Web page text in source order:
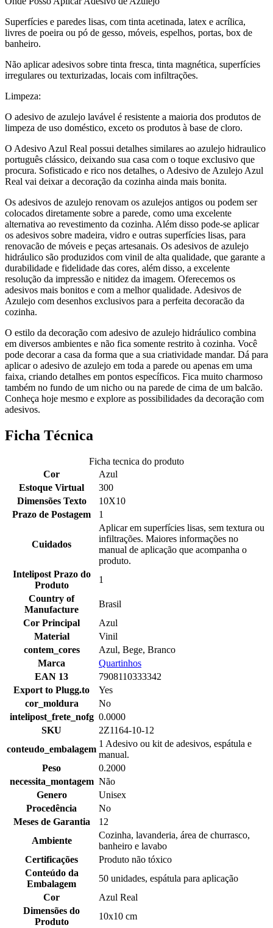
Superfícies e paredes lisas, com tinta acetinada, latex e acrílica,
livres de poeira ou pó de gesso, móveis, espelhos, portas, box de
banheiro.
Não aplicar adesivos sobre tinta fresca, tinta magnética, superfícies
irregulares ou texturizadas, locais com infiltrações.
Limpeza:
O adesivo de azulejo lavável é resistente a maioria dos produtos de
limpeza de uso doméstico, exceto os produtos à base de cloro.
O Adesivo Azul Real possui detalhes similares ao azulejo hidraulico
português clássico, deixando sua casa com o toque exclusivo que
procura. Sofisticado e rico nos detalhes, o Adesivo de Azulejo Azul
Real vai deixar a decoração da cozinha ainda mais bonita.
Os adesivos de azulejo renovam os azulejos antigos ou podem ser
colocados diretamente sobre a parede, como uma excelente
alternativa ao revestimento da cozinha. Além disso pode-se aplicar
os adesivos sobre madeira, vidro e outras superfícies lisas, para
renovacão de móveis e peças artesanais. Os adesivos de azulejo
hidráulico são produzidos com vinil de alta qualidade, que garante a
durabilidade e fidelidade das cores, além disso, a excelente
resolução da impressão e nitidez da imagem. Oferecemos os
adesivos mais bonitos e com a melhor qualidade. Adesivos de
Azulejo com desenhos exclusivos para a perfeita decoracão da
cozinha.
O estilo da decoração com adesivo de azulejo hidráulico combina
em diversos ambientes e não fica somente restrito à cozinha. Você
pode decorar a casa da forma que a sua criatividade mandar. Dá para
aplicar o adesivo de azulejo em toda a parede ou apenas em uma
faixa, criando detalhes em pontos específicos. Fica muito charmoso
também no fundo de um nicho ou na parede de cima de um balcão.
Conheça hoje mesmo e explore as possibilidades da decoração com
adesivos.
Ficha Técnica
Ficha tecnica do produto
Cor
Azul
Estoque Virtual
300
Dimensões Texto
10X10
Prazo de Postagem
1
Cuidados
Aplicar em superfícies lisas, sem textura ou
infiltrações. Maiores informações no
manual de aplicação que acompanha o
produto.
Intelipost Prazo do
Produto
1
Country of
Manufacture
Brasil
Cor Principal
Azul
Material
Vinil
contem_cores
Azul, Bege, Branco
Marca
Quartinhos
EAN 13
7908110333342
Export to Plugg.to
Yes
cor_moldura
No
intelipost_frete_nofg 0.0000
SKU
2Z1164-10-12
conteudo_embalagem
1 Adesivo ou kit de adesivos, espátula e
manual.
Peso
0.2000
necessita_montagem Não
Genero
Unisex
Procedência
No
Meses de Garantia
12
Ambiente
Cozinha, lavanderia, área de churrasco,
banheiro e lavabo
Certificações
Produto não tóxico
Conteúdo da
Embalagem
50 unidades, espátula para aplicação
Cor
Azul Real
Dimensões do
Produto
10x10 cm